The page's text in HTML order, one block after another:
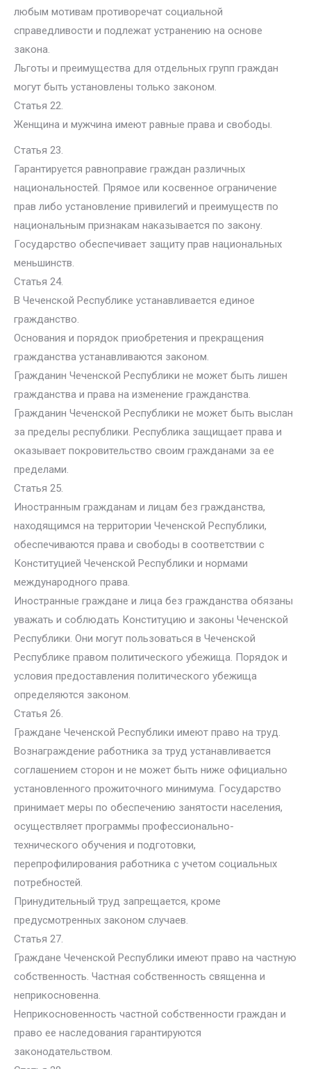
любым мотивам противоречат социальной
справедливости и подлежат устранению на основе
закона.
Льготы и преимущества для отдельных групп граждан
могут быть установлены только законом.
Статья 22.
Женщина и мужчина имеют равные права и свободы.
Статья 23.
Гарантируется равноправие граждан различных
национальностей. Прямое или косвенное ограничение
прав либо установление привилегий и преимуществ по
национальным признакам наказывается по закону.
Государство обеспечивает защиту прав национальных
меньшинств.
Статья 24.
В Чеченской Республике устанавливается единое
гражданство.
Основания и порядок приобретения и прекращения
гражданства устанавливаются законом.
Гражданин Чеченской Республики не может быть лишен
гражданства и права на изменение гражданства.
Гражданин Чеченской Республики не может быть выслан
за пределы республики. Республика защищает права и
оказывает покровительство своим гражданами за ее
пределами.
Статья 25.
Иностранным гражданам и лицам без гражданства,
находящимся на территории Чеченской Республики,
обеспечиваются права и свободы в соответствии с
Конституцией Чеченской Республики и нормами
международного права.
Иностранные граждане и лица без гражданства обязаны
уважать и соблюдать Конституцию и законы Чеченской
Республики. Они могут пользоваться в Чеченской
Республике правом политического убежища. Порядок и
условия предоставления политического убежища
определяются законом.
Статья 26.
Граждане Чеченской Республики имеют право на труд.
Вознаграждение работника за труд устанавливается
соглашением сторон и не может быть ниже официально
установленного прожиточного минимума. Государство
принимает меры по обеспечению занятости населения,
осуществляет программы профессионально-
технического обучения и подготовки,
перепрофилирования работника с учетом социальных
потребностей.
Принудительный труд запрещается, кроме
предусмотренных законом случаев.
Статья 27.
Граждане Чеченской Республики имеют право на частную
собственность. Частная собственность священна и
неприкосновенна.
Неприкосновенность частной собственности граждан и
право ее наследования гарантируются
законодательством.